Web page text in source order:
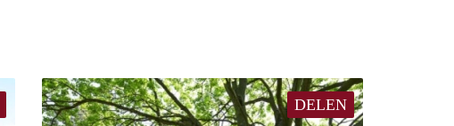
DELEN